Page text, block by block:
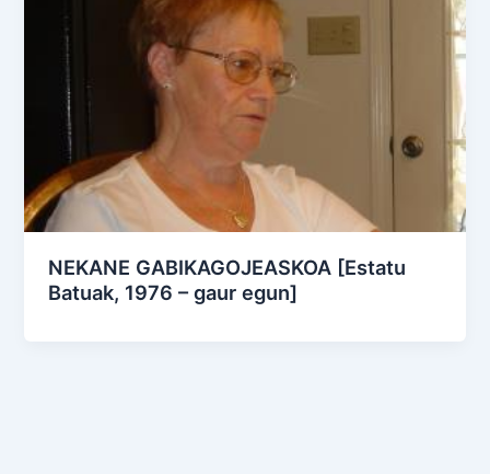
NEKANE GABIKAGOJEASKOA [Estatu
Batuak, 1976 – gaur egun]